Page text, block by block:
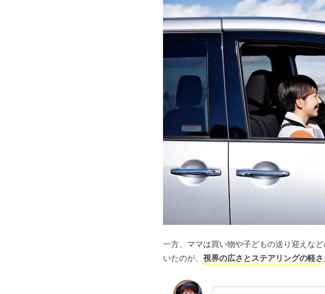
一方、ママは買い物や子どもの送り迎えな
いたのが、 視界の広さとステアリングの軽さ